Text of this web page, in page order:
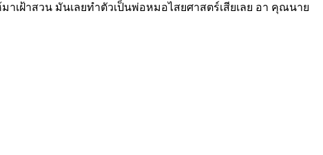
ฝ้าสวน มันเลยทำตัวเป็นพ่อหมอไสยศาสตร์เสียเลย อา คุณนาย